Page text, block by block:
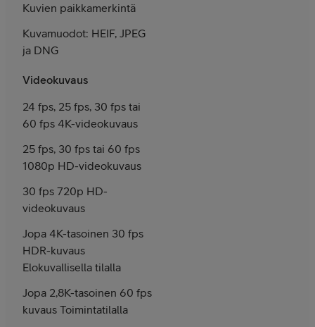
Kuvien paikkamerkintä
Kuvamuodot: HEIF, JPEG
ja DNG
Videokuvaus
24 fps, 25 fps, 30 fps tai
60 fps 4K-videokuvaus
25 fps, 30 fps tai 60 fps
1080p HD-videokuvaus
30 fps 720p HD-
video­kuvaus
Jopa 4K-tasoinen 30 fps
HDR-kuvaus
Elokuvallisella tilalla
Jopa 2,8K-tasoinen 60 fps
kuvaus Toimintatilalla